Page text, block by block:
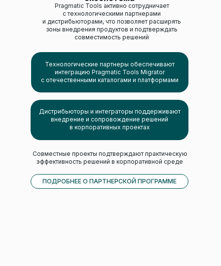
ПОДРОБНЕЕ О ПАРТНЕРСКОЙ ПРОГРАММЕ
Pragmatic Tools активно сотрудничает
с технологическими партнерами
и дистрибьюторами, что позволяет расширять
зоны внедрения продуктов и подтверждать
совместимость решений
Технологические партнеры обеспечивают
интеграцию Pragmatic Tools Migrator
с отечественными каталогами и платформами
Дистрибьюторы и интеграторы поддерживают
внедрение и сопровождение решений
в корпоративных проектах
Совместные проекты подтверждают практическую
эффективность решений в корпоративной среде